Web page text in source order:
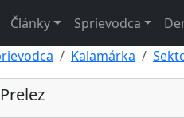
Články Sprievodca
Kalamárka
Prelez